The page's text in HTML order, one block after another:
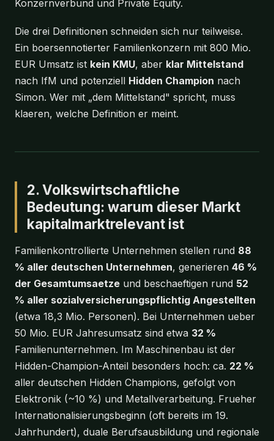
Konzernverbund und Private Equity.
Die drei Definitionen schneiden sich nur teilweise.
Ein boersennotierter Familienkonzern mit 800 Mio.
EUR Umsatz ist kein KMU, aber klar Mittelstand
nach IfM und potenziell Hidden Champion nach
Simon. Wer mit „dem Mittelstand" spricht, muss
klaeren, welche Definition er meint.
2. Volkswirtschaftliche
Bedeutung: warum dieser Markt
kapitalmarktrelevant ist
Familienkontrollierte Unternehmen stellen rund 88
% aller deutschen Unternehmen, generieren 46 %
der Gesamtumsaetze und beschaeftigen rund 52
% aller sozialversicherungspflichtig Angestellten
(etwa 18,3 Mio. Personen). Bei Unternehmen ueber
50 Mio. EUR Jahresumsatz sind etwa 32 %
Familienunternehmen. Im Maschinenbau ist der
Hidden-Champion-Anteil besonders hoch: ca. 22 %
aller deutschen Hidden Champions, gefolgt von
Elektronik (~10 %) und Metallverarbeitung. Frueher
Internationalisierungsbeginn (oft bereits im 19.
Jahrhundert), duale Berufsausbildung und regionale